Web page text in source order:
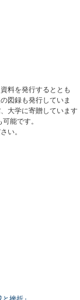
料を発行するととも
図録も発行していま
大学に寄贈しています
能です。
い。